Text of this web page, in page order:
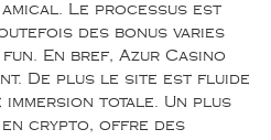
Le processus est
des bonus varies
En bref, Azur Casino
De plus le site est fluide
totale. Un plus
en crypto, offre des